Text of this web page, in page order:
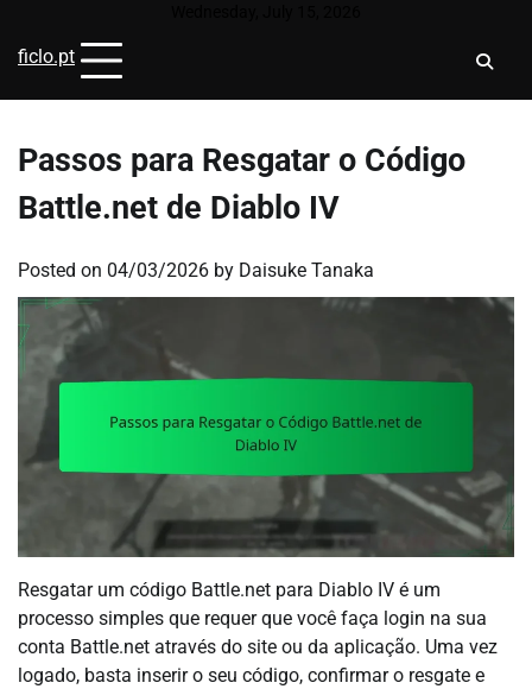
content
ficlo.pt
Passos para Resgatar o Código
Battle.net de Diablo IV
Posted on 04/03/2026 by Daisuke Tanaka
Resgatar um código Battle.net para Diablo IV é um
processo simples que requer que você faça login na sua
conta Battle.net através do site ou da aplicação. Uma vez
logado, basta inserir o seu código, confirmar o resgate e